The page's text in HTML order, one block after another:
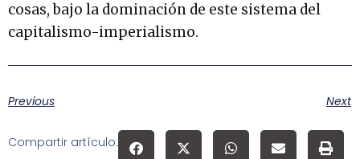
cosas, bajo la dominación de este sistema del
capitalismo-imperialismo.
Previous Next
Compartir artículo: